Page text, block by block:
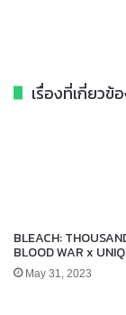
เรื่องที่เกี่ยวข้
BLEACH:
BLOOD WAR x
May 31, 2023